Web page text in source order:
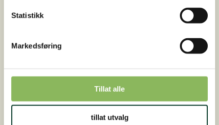
Statistikk
Markedsføring
Tillat alle
tillat utvalg